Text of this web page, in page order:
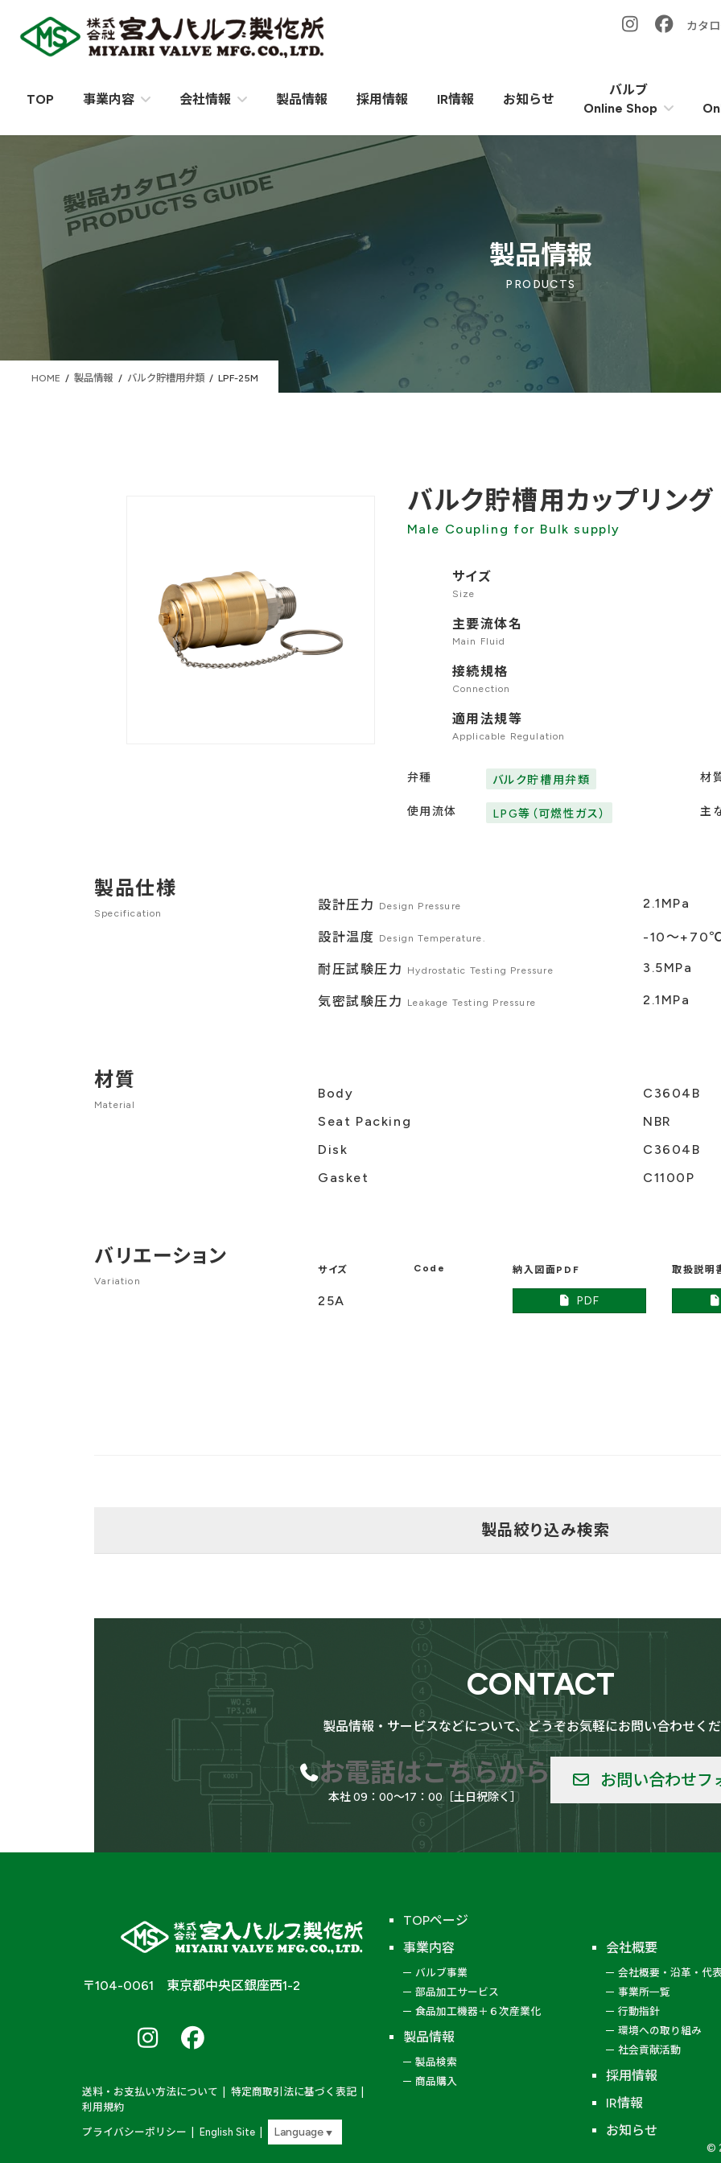
カタ
TOP 事業内容 会社情報 製品情報 採用情報 IR情報 お知らせ
バルブ
Online Shop
製品情報
PRODUCTS
HOME 製品情報 バルク貯槽用弁類 LPF-25M
バルク貯槽用カップリング
Male Coupling for Bulk supply
サイズ
Size
主要流体名
Main Fluid
接続規格
Connection
適用法規等
Applicable Regulation
弁種 バルク貯槽用弁類 材
使用流体 LPG等（可燃性ガス） 主
製品仕様
Specification
設計圧力 Design Pressure 2.1MPa
設計温度 Design Temperature. -10〜+70℃
耐圧試験圧力 Hydrostatic Testing Pressure 3.5MPa
気密試験圧力 Leakage Testing Pressure 2.1MPa
材質
Material
Body
C3604B
Seat Packing
NBR
Disk
C3604B
Gasket
C1100P
バリエーション
Variation
サイズ Code 納入図面PDF 取扱説明
25A PDF
製品絞り込み検索
LPG（高圧ガス）設備用
バルク供給用
サニタリー 醸造機器
材質
逆止弁
その他
CONTACT
製品情報・サービスなどについて、どうぞお気軽にお問い合わせくだ
お電話はこちらから
本社 09：00～17：00［土日祝除く］
お問い合わせフ
TOPページ
事業内容
バルブ事業
部品加工サービス
食品加工機器＋６次産業化
製品情報
製品検索
商品購入
会社概要
会社概要・沿革・代
事業所一覧
行動指針
環境への取り組み
社会貢献活動
採用情報
IR情報
お知らせ
〒104-0061 東京都中央区銀座西1-2
Farm
＆
Labo
X
ア
ル
Farm
&
Instagram
ア
ル
Farm
&
Instagram
送料・お支払い方法について
特定商取引法に基づく表記
利用規約
プライバシーポリシー English Site ▼
©